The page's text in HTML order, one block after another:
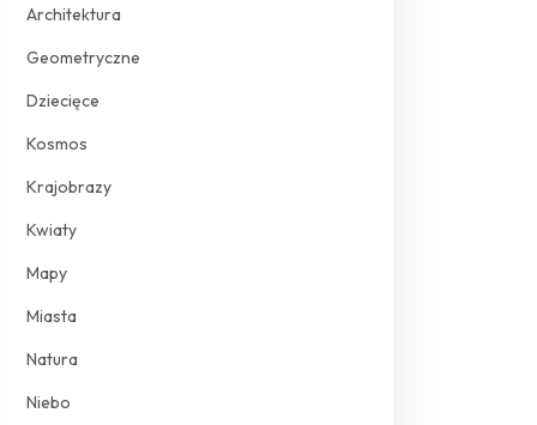
Architektura
Geometryczne
Dziecięce
Kosmos
Krajobrazy
Kwiaty
Mapy
Miasta
Natura
Niebo